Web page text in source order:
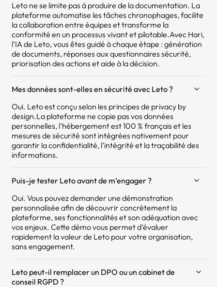
Leto ne se limite pas à produire de la documentation. La
plateforme automatise les tâches chronophages, facilite
la collaboration entre équipes et transforme la
conformité en un processus vivant et pilotable.Avec Hari,
l’IA de Leto, vous êtes guidé à chaque étape : génération
de documents, réponses aux questionnaires sécurité,
priorisation des actions et aide à la décision.
Mes données sont-elles en sécurité avec Leto ?
Oui. Leto est conçu selon les principes de privacy by
design.La plateforme ne copie pas vos données
personnelles, l’hébergement est 100 % français et les
mesures de sécurité sont intégrées nativement pour
garantir la confidentialité, l’intégrité et la traçabilité des
informations.
Puis-je tester Leto avant de m’engager ?
Oui. Vous pouvez demander une démonstration
personnalisée afin de découvrir concrètement la
plateforme, ses fonctionnalités et son adéquation avec
vos enjeux. Cette démo vous permet d’évaluer
rapidement la valeur de Leto pour votre organisation,
sans engagement.
Leto peut-il remplacer un DPO ou un cabinet de
conseil RGPD ?